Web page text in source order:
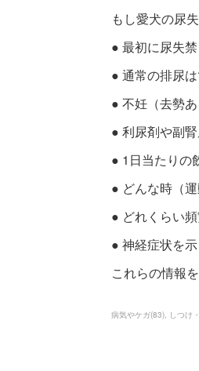
もし愛犬の尿
● 最初に尿失
● 通常の排尿
● 不妊（去勢
● 利尿剤や副
● 1日当たりの
● どんな時（
● どれくらい
● 神経症状を
これらの情報
病気やケガ(83) しつけ